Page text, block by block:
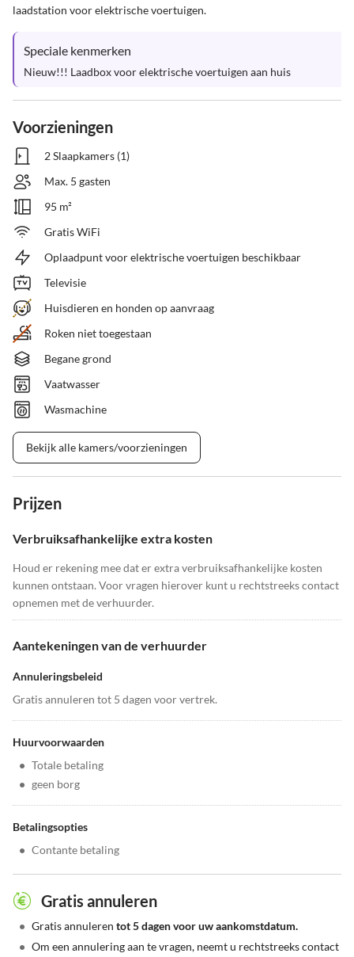
laadstation voor elektrische voertuigen.
Speciale kenmerken
Nieuw!!! Laadbox voor elektrische voertuigen aan huis
Voorzieningen
2 Slaapkamers (1)
Max. 5 gasten
95 m²
Gratis WiFi
Oplaadpunt voor elektrische voertuigen beschikbaar
Televisie
Huisdieren en honden op aanvraag
Roken niet toegestaan
Begane grond
Vaatwasser
Wasmachine
Bekijk alle kamers/voorzieningen
Prijzen
Verbruiksafhankelijke extra kosten
Houd er rekening mee dat er extra verbruiksafhankelijke kosten
kunnen ontstaan. Voor vragen hierover kunt u rechtstreeks contact
opnemen met de verhuurder.
Aantekeningen van de verhuurder
Annuleringsbeleid
Gratis annuleren tot 5 dagen voor vertrek.
Huurvoorwaarden
• Totale betaling
• geen borg
Betalingsopties
• Contante betaling
Gratis annuleren
• Gratis annuleren tot 5 dagen voor uw aankomstdatum.
• Om een annulering aan te vragen, neemt u rechtstreeks contact